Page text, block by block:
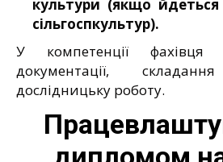
культури (якщо
сільгоспкультур).
У компетенції фахівця
документації,
дослідницьку роботу.